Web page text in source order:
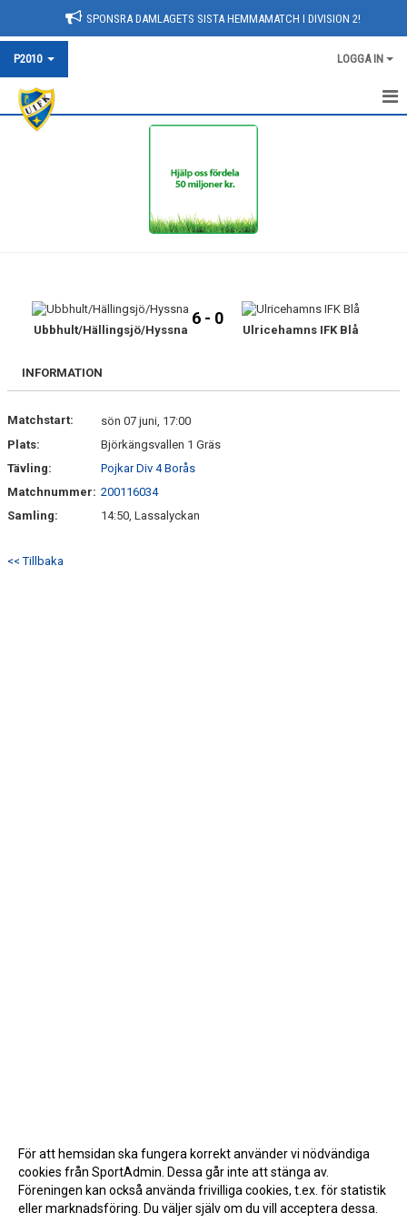
SPONSRA DAMLAGETS SISTA HEMMAMATCH I DIVISION 2!
P2010 LOGGA IN
HEM
BILDGALLERI
DOKUMENT
Ubbhult/Hällingsjö/Hyssna
6 - 0
Ulricehamns IFK Blå
INFORMATION
Matchstart:
sön 07 juni, 17:00
Plats:
Björkängsvallen 1 Gräs
Tävling:
Pojkar Div 4 Borås
Matchnummer: 200116034
Samling:
14:50, Lassalyckan
<< Tillbaka
För att hemsidan ska fungera korrekt använder vi nödvändiga
cookies från SportAdmin. Dessa går inte att stänga av.
Föreningen kan också använda frivilliga cookies, t.ex. för statistik
eller marknadsföring. Du väljer själv om du vill acceptera dessa.